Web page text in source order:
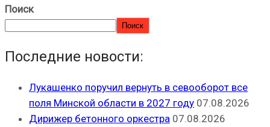
Поиск
Поиск
Последние новости:
Лукашенко поручил вернуть в севооборот все
поля Минской области в 2027 году 07.08.2026
Дирижер бетонного оркестра 07.08.2026